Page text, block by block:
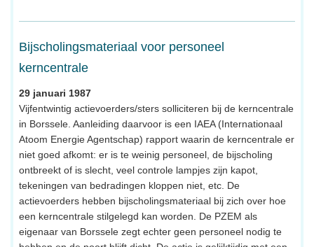
Bijscholingsmateriaal voor personeel
kerncentrale
29 januari 1987
Vijfentwintig actievoerders/sters solliciteren bij de kerncentrale
in Borssele. Aanleiding daarvoor is een IAEA (Internationaal
Atoom Energie Agentschap) rapport waarin de kerncentrale er
niet goed afkomt: er is te weinig personeel, de bijscholing
ontbreekt of is slecht, veel controle lampjes zijn kapot,
tekeningen van bedradingen kloppen niet, etc. De
actievoerders hebben bijscholingsmateriaal bij zich over hoe
een kerncentrale stilgelegd kan worden. De PZEM als
eigenaar van Borssele zegt echter geen personeel nodig te